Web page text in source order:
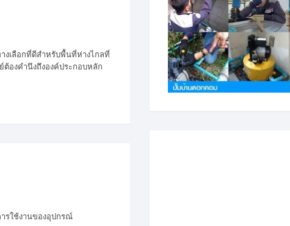
งเลือกที่ดีสำหรับพื้นที่ห่างไกลที่
ต้องคำนึงถึงองค์ประกอบหลัก
รใช้งานของอุปกรณ์